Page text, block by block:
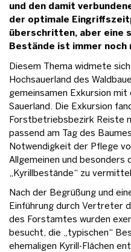
und den damit
der optimale
überschritten, aber eine
Bestände ist immer noch
Diesem Thema widmete
Hochsauerland des
gemeinsamen Exkursion
Sauerland. Die Exkursion
Forstbetriebsbezirk Reiste
passend am Tag des
Notwendigkeit der Pflege
Allgemeinen und besonders
„Kyrillbestände“ zu
Nach der Begrüßung und
Einführung durch Vertreter
des Forstamtes wurden
besucht, die „typischen“
ehemaligen Kyrill-Flächen